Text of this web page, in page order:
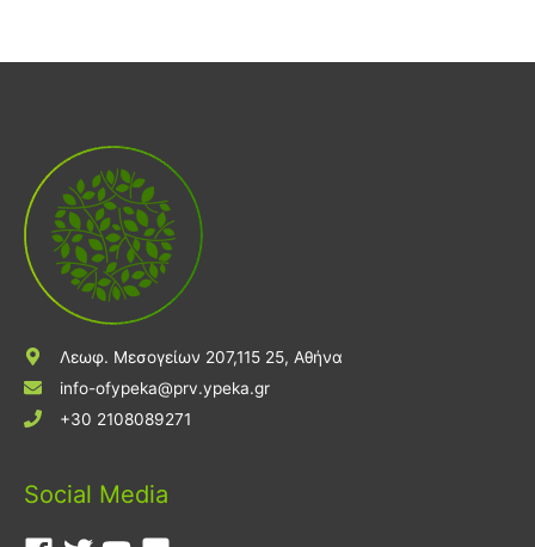
Λεωφ. Μεσογείων 207,115 25, Αθήνα
info-ofypeka@prv.ypeka.gr
+30 2108089271
Social Media